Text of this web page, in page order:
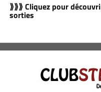
⟫⟫⟫ Cliquez pour
sorties